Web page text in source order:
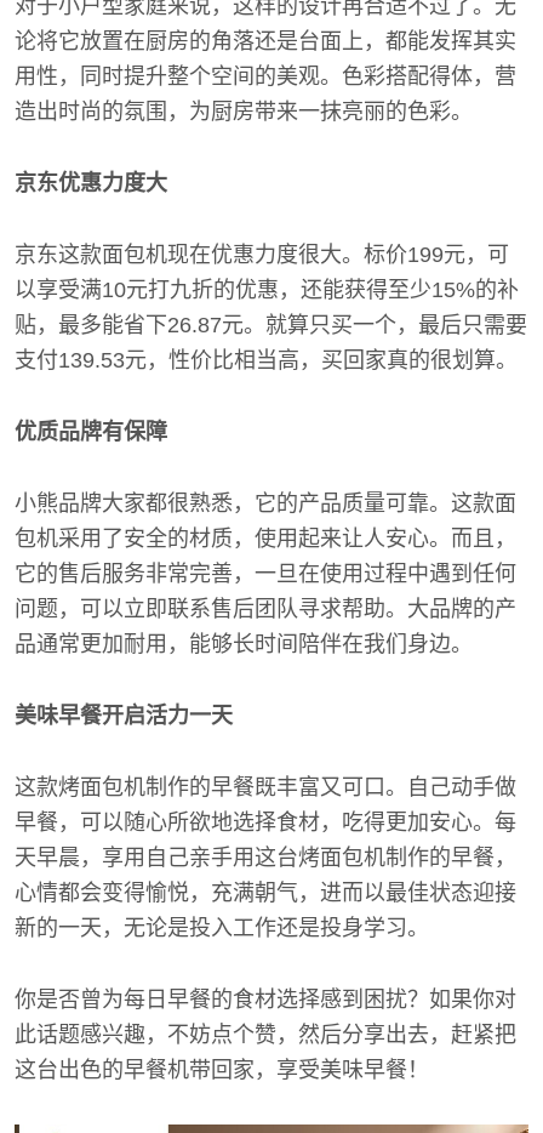
对于小户型家庭来说，这样的设计再合适不过了。无
论将它放置在厨房的角落还是台面上，都能发挥其实
用性，同时提升整个空间的美观。色彩搭配得体，营
造出时尚的氛围，为厨房带来一抹亮丽的色彩。
京东优惠力度大
京东这款面包机现在优惠力度很大。标价199元，可
以享受满10元打九折的优惠，还能获得至少15%的补
贴，最多能省下26.87元。就算只买一个，最后只需要
支付139.53元，性价比相当高，买回家真的很划算。
优质品牌有保障
小熊品牌大家都很熟悉，它的产品质量可靠。这款面
包机采用了安全的材质，使用起来让人安心。而且，
它的售后服务非常完善，一旦在使用过程中遇到任何
问题，可以立即联系售后团队寻求帮助。大品牌的产
品通常更加耐用，能够长时间陪伴在我们身边。
美味早餐开启活力一天
这款烤面包机制作的早餐既丰富又可口。自己动手做
早餐，可以随心所欲地选择食材，吃得更加安心。每
天早晨，享用自己亲手用这台烤面包机制作的早餐，
心情都会变得愉悦，充满朝气，进而以最佳状态迎接
新的一天，无论是投入工作还是投身学习。
你是否曾为每日早餐的食材选择感到困扰？如果你对
此话题感兴趣，不妨点个赞，然后分享出去，赶紧把
这台出色的早餐机带回家，享受美味早餐！